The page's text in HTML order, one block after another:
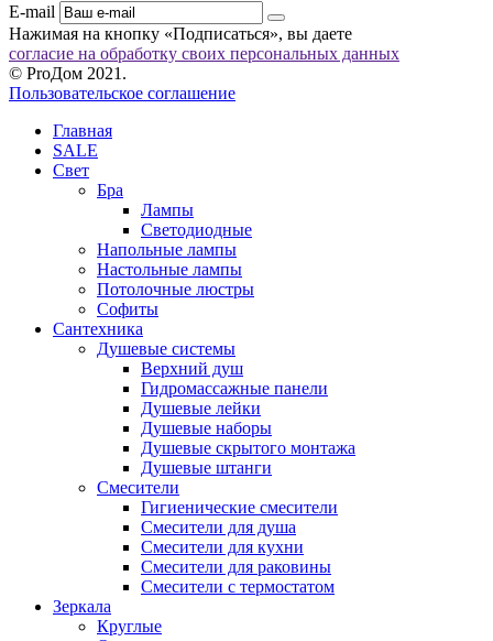
E-mail
Нажимая на кнопку «Подписаться», вы даете
согласие на обработку своих персональных данных
© ProДом 2021.
Пользовательское соглашение
Главная
SALE
Свет
Бра
Лампы
Светодиодные
Напольные лампы
Настольные лампы
Потолочные люстры
Софиты
Сантехника
Душевые системы
Верхний душ
Гидромассажные панели
Душевые лейки
Душевые наборы
Душевые скрытого монтажа
Душевые штанги
Смесители
Гигиенические смесители
Смесители для душа
Смесители для кухни
Смесители для раковины
Смесители с термостатом
Зеркала
Круглые